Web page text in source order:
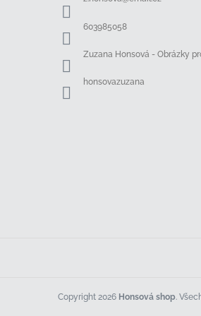
603985058
Zuzana Honsová - Obrázky
honsovazuzana
Copyright 2026 Honsová shop.